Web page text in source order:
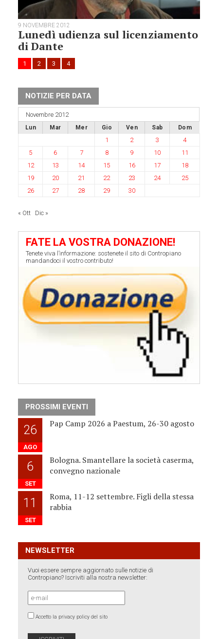
9 NOVEMBRE 2012
Lunedì udienza sul licenziamento
di Dante
1 2 3 4
NOTIZIE PER DATA
Novembre 2012
Lun Mar Mer Gio Ven Sab Dom
1 2 3
4
5
6 7 8 9 10
11
12
13 14 15 16 17
18
19
20 21 22 23 24
25
26
27 28 29 30
« Ott Dic »
FATE LA VOSTRA DONAZIONE!
Tenete viva l’informazione: sostenete il sito di Contropiano
mandandoci il vostro contributo!
PROSSIMI EVENTI
26
AGO
Pap Camp 2026 a Paestum, 26-30 agosto
6
SET
Bologna. Smantellare la società caserma,
convegno nazionale
11
SET
Roma, 11-12 settembre. Figli della stessa
rabbia
NEWSLETTER
Vuoi essere sempre aggiornato sulle notizie di
Contropiano? Iscriviti alla nostra newsletter:
Accetto la privacy policy del sito